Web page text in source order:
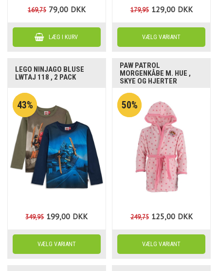
169,75 79,00 DKK 179,95 129,00 DKK
LEGO NINJAGO BLUSE
LWTAJ 118 , 2 PACK
43%
349,95 199,00 DKK
PAW PATROL
MORGENKÅBE M. HUE ,
SKYE OG HJERTER
50%
249,75 125,00 DKK